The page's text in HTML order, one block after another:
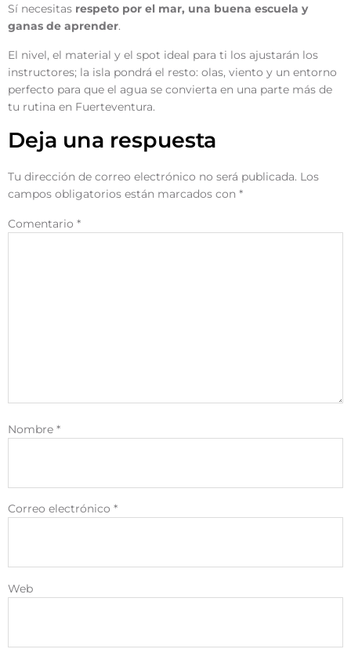
Sí necesitas respeto por el mar, una buena escuela y
ganas de aprender.
El nivel, el material y el spot ideal para ti los ajustarán los
instructores; la isla pondrá el resto: olas, viento y un entorno
perfecto para que el agua se convierta en una parte más de
tu rutina en Fuerteventura.
Deja una respuesta
Tu dirección de correo electrónico no será publicada. Los
campos obligatorios están marcados con *
Comentario *
Nombre *
Correo electrónico *
Web